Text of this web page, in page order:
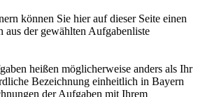
können Sie hier auf dieser Seite einen
der gewählten Aufgabenliste
heißen möglicherweise anders als Ihr
Bezeichnung einheitlich in Bayern
der Aufgaben mit Ihrem